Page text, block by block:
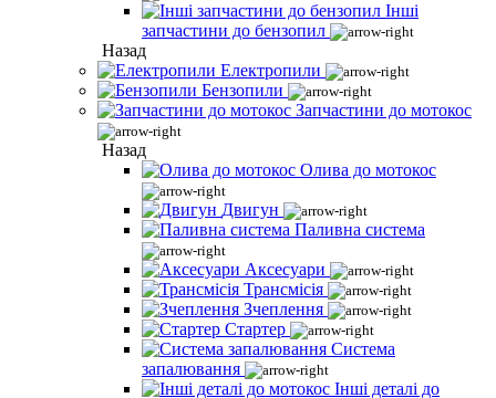
Інші
запчастини до бензопил
Назад
Електропили
Бензопили
Запчастини до мотокос
Назад
Олива до мотокос
Двигун
Паливна система
Аксесуари
Трансмісія
Зчеплення
Стартер
Система
запалювання
Інші деталі до